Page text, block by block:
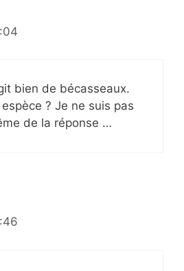
bien de bécasseaux.
? Je ne suis pas
de la réponse …